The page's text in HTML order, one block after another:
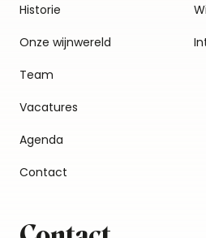
Historie
Onze wijnwereld
Team
Vacatures
Agenda
Contact